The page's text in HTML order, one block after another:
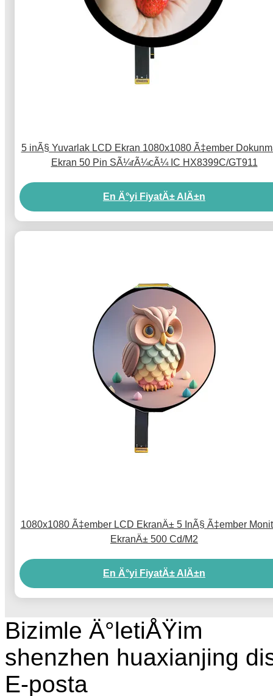
5 inÃ§ Yuvarlak LCD Ekran 1080x1080 Ã‡ember
Ekran 50 Pin SÃ¼rÃ¼cÃ¼ IC HX8399C/GT911
En Ä°yi FiyatÄ± AlÄ±n
1080x1080 Ã‡ember LCD EkranÄ± 5 InÃ§ Ã‡ember
EkranÄ± 500 Cd/M2
En Ä°yi FiyatÄ± AlÄ±n
Bizimle Ä°letiÅŸim
shenzhen huaxianjing
E-posta